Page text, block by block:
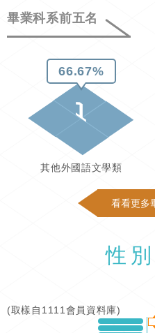
畢業科系前五名
66.67%
1
其他外國語文學類
看看更多
性
(取樣自1111會員資料庫)